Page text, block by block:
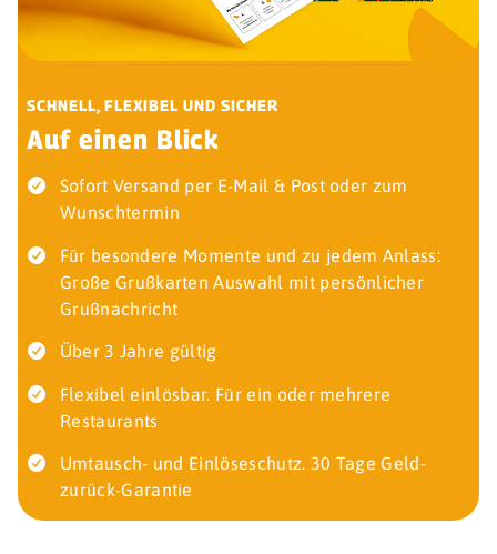
SCHNELL, FLEXIBEL UND SICHER
Auf einen Blick
Sofort Versand per E-Mail & Post oder zum
Wunschtermin
Für besondere Momente und zu jedem Anlass:
Große Grußkarten Auswahl mit persönlicher
Grußnachricht
Über 3 Jahre gültig
Flexibel einlösbar. Für ein oder mehrere
Restaurants
Umtausch- und Einlöseschutz. 30 Tage Geld-
zurück-Garantie